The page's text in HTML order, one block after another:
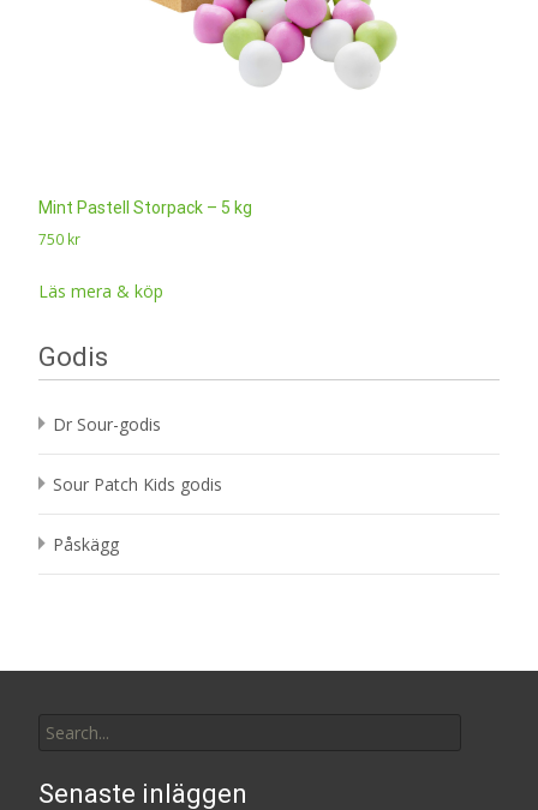
Mint Pastell Storpack – 5 kg
750 kr
Läs mera & köp
Godis
Dr Sour-godis
Sour Patch Kids godis
Påskägg
for:
Senaste inläggen